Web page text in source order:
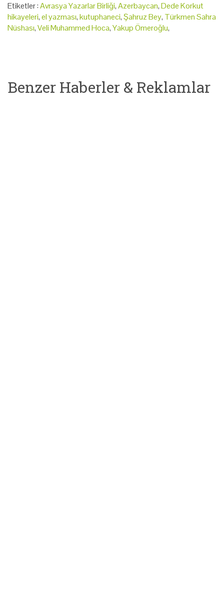
Etiketler :Avrasya Yazarlar Birliği,Azerbaycan,Dede Korkut
hikayeleri,el yazması,kutuphaneci,Şahruz Bey, Türkmen Sahra
Nüshası,Veli Muhammed Hoca,Yakup Ömeroğlu,
Benzer Haberler & Reklamlar